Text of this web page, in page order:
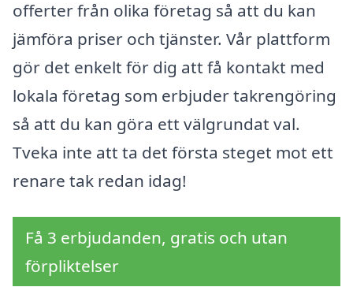
offerter från olika företag så att du kan
jämföra priser och tjänster. Vår plattform
gör det enkelt för dig att få kontakt med
lokala företag som erbjuder takrengöring
så att du kan göra ett välgrundat val.
Tveka inte att ta det första steget mot ett
renare tak redan idag!
Få 3 erbjudanden, gratis och utan
förpliktelser